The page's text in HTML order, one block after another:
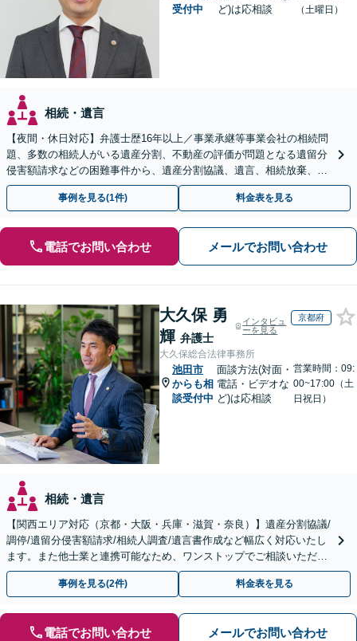
受付中
ど)は応相談
（土曜日）
相続・遺言
【夜間・休日対応】弁護士歴16年以上／事業承継等事業会社の相続問
題、多数の相続人がいる遺産分割、不動産の評価が問題となる遺留分
侵害額請求などの困難事件から、遺産分割協議、遺言、相続放棄、使
途不明金の調査まで、全般の経験豊富【JR草津駅2分】
事例を見る(1件) 料金表を見る
電話でお問い合わせ メールでお問い合わせ
大久保 勇
輝 弁護士
インタビュ
ーを見る
京都府
大久保総合法律事務所
池田市
からも相
談受付中
面談方法(対面・
電話・ビデオな
ど)は応相談
営業時間：09:
00~17:00（土
日祝日）
相続・遺言
【関西エリア対応（京都・大阪・兵庫・滋賀・奈良）】遺産分割協議/
調停/遺留分侵害額請求/相続人調査/遺言書作成など幅広く対応いたし
ます。また他士業と連携可能なため、ワンストップでご相談いただけ
ます。【土日夜間対応】
事例を見る(2件) 料金表を見る
電話でお問い合わせ メールでお問い合わせ